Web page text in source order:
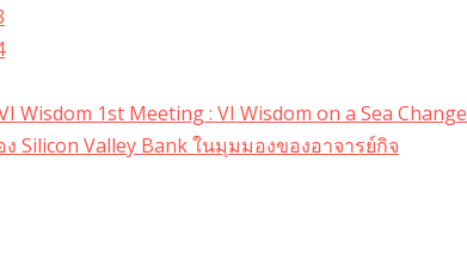
Wisdom 1st Meeting : VI Wisdom on a Sea Change
Silicon Valley Bank ในมุมมองของอาจารย์กิจ